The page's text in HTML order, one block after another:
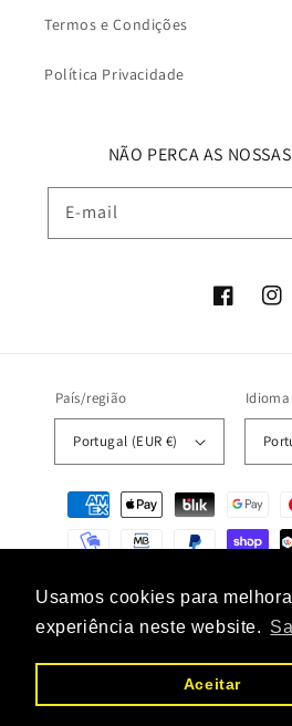
Usamos cookies para
experiência neste website.
Aceitar
Termos e Condições
Política Privacidade
NÃO PERCA AS
E-mail
Facebook
País/região
Portugal (EUR €)
Idioma
Métodos
pagamento
Portugal